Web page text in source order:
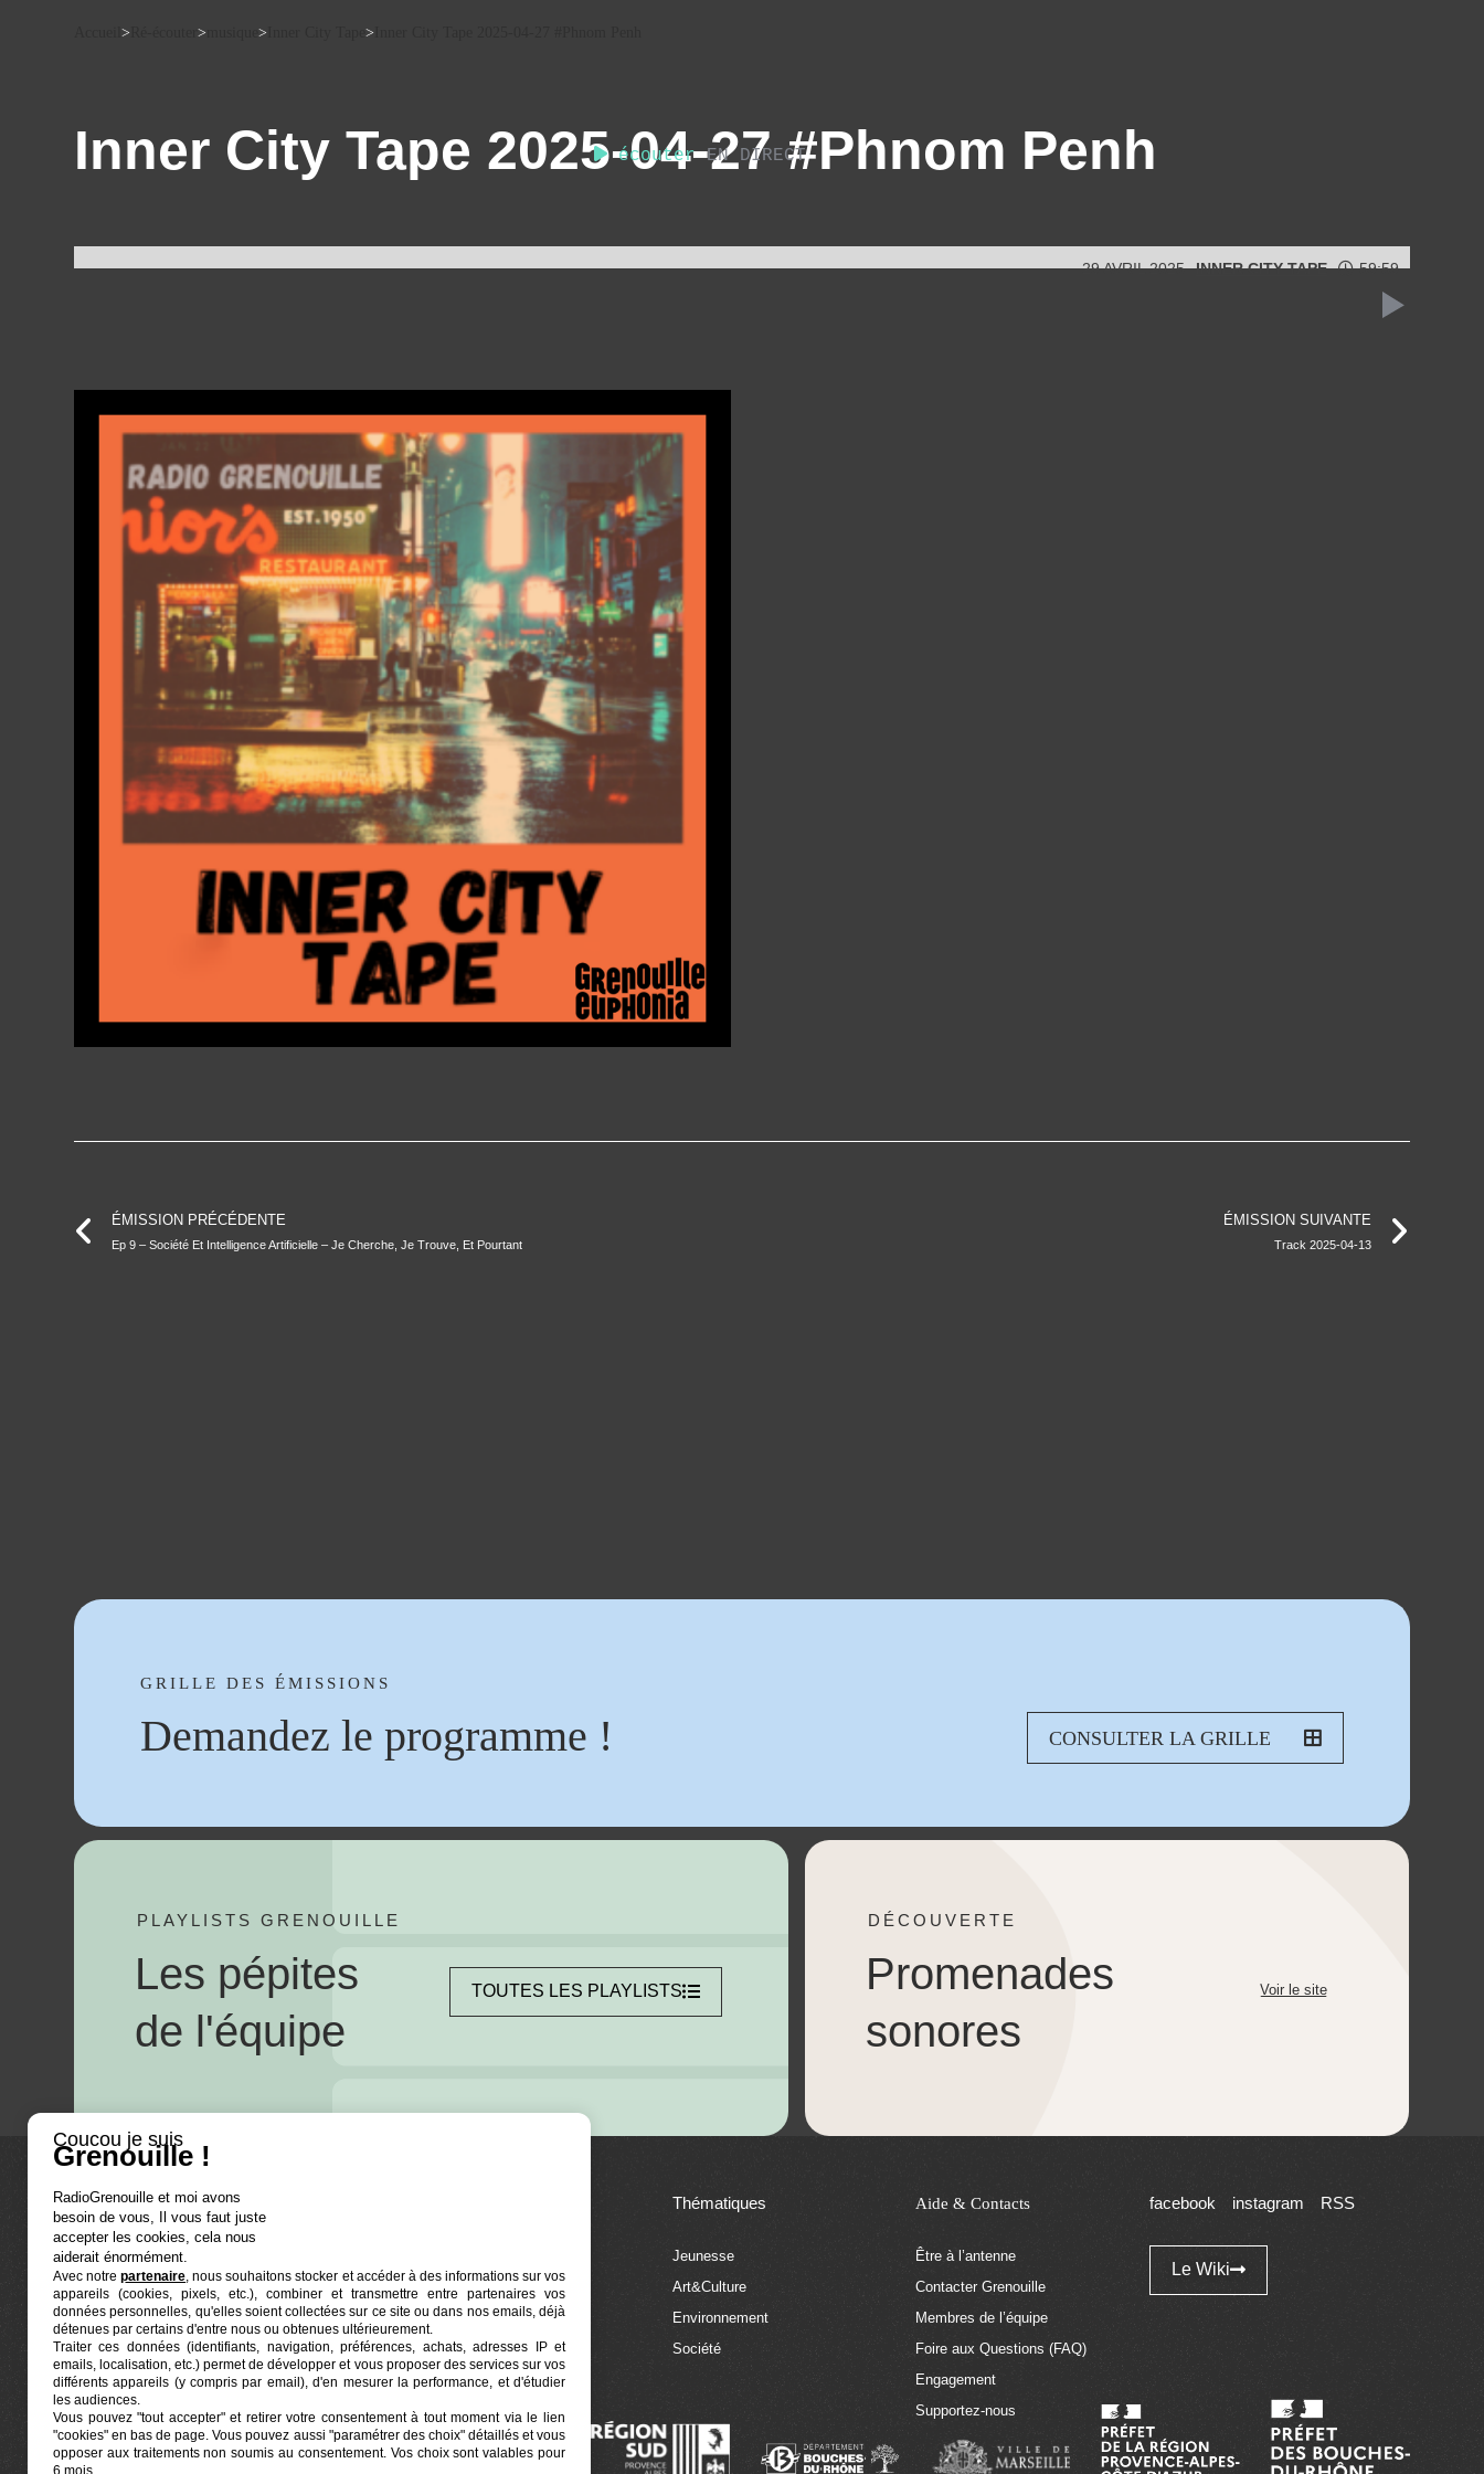
écouterEN DIRECT
> > > >
Inner City Tape 2025-04-27 #Phnom Penh
29 AVRIL 2025 INNER CITY TAPE 59:59
ÉMISSION PRÉCÉDENTE
Ep 9 – Société Et Intelligence Artificielle – Je Cherche, Je Trouve, Et Pourtant
ÉMISSION SUIVANTE
Track 2025-04-13
GRILLE DES ÉMISSIONS
Demandez le programme ! CONSULTER LA GRILLE
PLAYLISTS GRENOUILLE
Les pépites
de l'équipe
TOUTES LES PLAYLISTS
DÉCOUVERTE
Promenades
sonores
Voir le site
Euphonia est le partenaire producteur de
Radio Grenouille, radio associative
marseillaise.
Locaux situés à la Friche Belle de Mai
41, rue Jobin — 13003 Marseille
Actualités
Programmation
Grenouille Euphonia
Thématiques
Jeunesse
Art&Culture
Environnement
Société
Aide & Contacts
Être à l’antenne
Contacter Grenouille
Membres de l’équipe
Foire aux Questions (FAQ)
Engagement
Supportez-nous
facebook instagram RSS
Le Wiki
Coucou je suis
Grenouille !
RadioGrenouille et moi avons
besoin de vous, Il vous faut juste
accepter les cookies, cela nous
aiderait énormément.
Avec notrepartenaire, nous souhaitons stocker et accéder à des informations sur vos
appareils (cookies, pixels, etc.), combiner et transmettre entre partenaires vos
données personnelles, qu'elles soient collectées sur ce site ou dans nos emails, déjà
détenues par certains d'entre nous ou obtenues ultérieurement.
Traiter ces données (identifiants, navigation, préférences, achats, adresses IP et
emails, localisation, etc.) permet de développer et vous proposer des services sur vos
différents appareils (y compris par email), d'en mesurer la performance, et d'étudier
les audiences.
Vous pouvez "tout accepter" et retirer votre consentement à tout moment via le lien
"cookies" en bas de page. Vous pouvez aussi "paramétrer des choix" détaillés et vous
opposer aux traitements non soumis au consentement. Vos choix sont valables pour
6 mois.